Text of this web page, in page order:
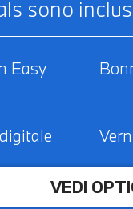
sono
Easy
VEDI